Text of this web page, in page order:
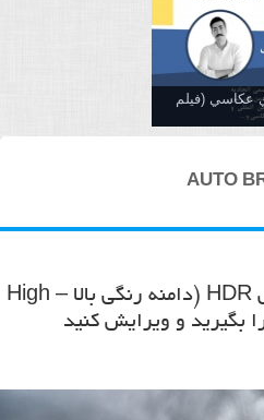
عكاسي (فیلم
عکاسی HDR: اولین عکس HDR (دامنه رنگی بالا – High